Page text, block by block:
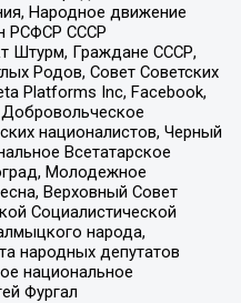
Народное движение
РСФСР СССР
Штурм, Граждане СССР,
Родов, Совет Советских
Platforms Inc, Facebook,
националистов, Черный
Всетатарское
Молодежное
Верховный Совет
Социалистической
народа,
народных депутатов
национальное
Фургал